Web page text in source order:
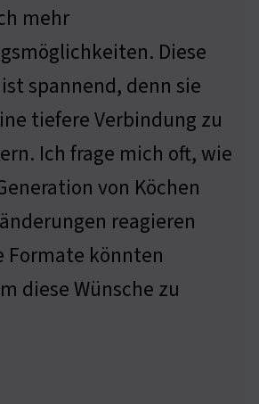
mehr
Diese
spannend, denn sie
tiefere Verbindung zu
Ich frage mich oft, wie
von Köchen
reagieren
Formate könnten
diese Wünsche zu